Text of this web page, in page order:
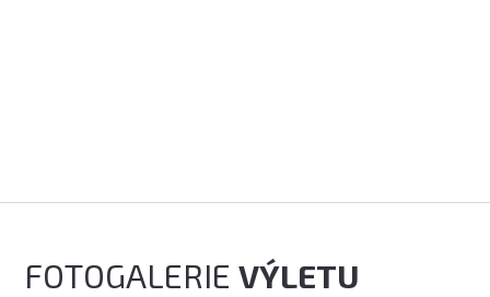
FOTOGALERIEVÝLETU